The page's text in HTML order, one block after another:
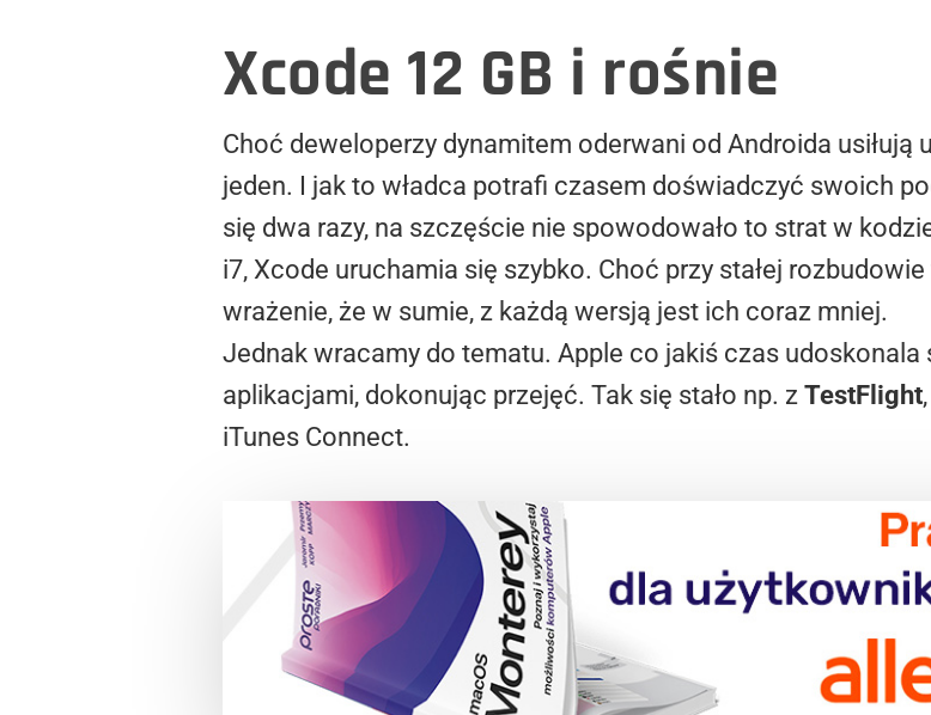
Xcode 12 GB i rośnie
Choć deweloperzy dynamitem oderwani od Androida
jeden. I jak to władca potrafi czasem doświadczyć swoich
się dwa razy, na szczęście nie spowodowało to strat w
i7, Xcode uruchamia się szybko. Choć przy stałej
wrażenie, że w sumie, z każdą wersją jest ich coraz mniej.
Jednak wracamy do tematu. Apple co jakiś czas
aplikacjami, dokonując przejęć. Tak się stało np. z TestFlight
iTunes Connect.